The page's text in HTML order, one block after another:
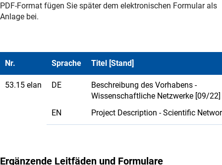
PDF-Format fügen Sie später dem elektronischen Formular als
Anlage bei.
Nr. Sprache Titel [Stand]
53.15 elan DE
Beschreibung des Vorhabens -
Wissenschaftliche Netzwerke [09/22]
EN
Project Description - Scientific
Ergänzende Leitfäden und Formulare